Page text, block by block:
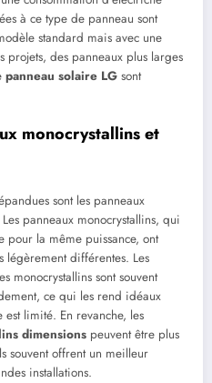
à ce type de panneau sont
standard mais avec une
projets, des panneaux plus larges
panneau solaire LG sont
monocrystallins et
sont les panneaux
panneaux monocrystallins, qui
pour la même puissance, ont
légèrement différentes. Les
monocrystallins sont souvent
ce qui les rend idéaux
est limité. En revanche, les
dimensions peuvent être plus
souvent offrent un meilleur
installations.